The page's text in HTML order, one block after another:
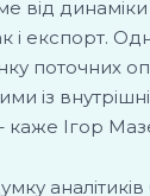
від
і експорт.
поточних
із
каже Ігор